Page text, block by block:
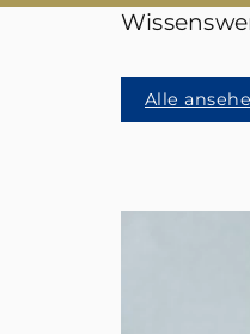
Alle